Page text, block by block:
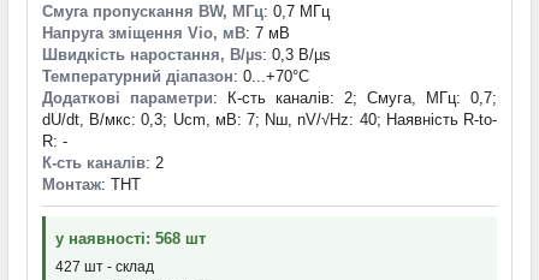
Смуга пропускання BW, МГц: 0,7 МГц
Напруга зміщення Vio, мВ: 7 мВ
Швидкість наростання, В/µs: 0,3 В/µs
Температурний діапазон: 0...+70°С
Додаткові параметри: К-сть каналів: 2; Смуга, МГц: 0,7;
dU/dt, В/мкс: 0,3; Ucm, мВ: 7; Nш, nV/√Hz: 40; Наявність R-to-
R: -
К-сть каналів: 2
Монтаж: THT
у наявності: 568 шт
427 шт - склад